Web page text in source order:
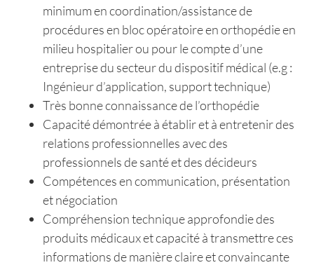
minimum en coordination/assistance de
procédures en bloc opératoire en orthopédie en
milieu hospitalier ou pour le compte d’une
entreprise du secteur du dispositif médical (e.g :
Ingénieur d’application, support technique)
Très bonne connaissance de l’orthopédie
Capacité démontrée à établir et à entretenir des
relations professionnelles avec des
professionnels de santé et des décideurs
Compétences en communication, présentation
et négociation
Compréhension technique approfondie des
produits médicaux et capacité à transmettre ces
informations de manière claire et convaincante